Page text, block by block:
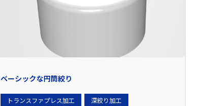
ベーシックな円筒絞り
トランスファプレス加工 深絞り加工